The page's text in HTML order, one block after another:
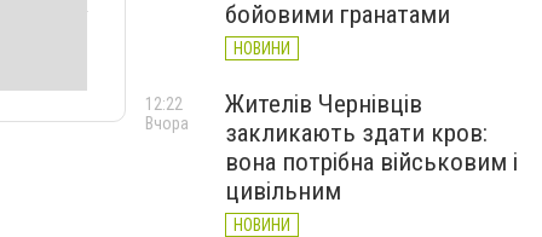
бойовими гранатами
НОВИНИ
Жителів Чернівців
закликають здати кров:
вона потрібна військовим і
цивільним
НОВИНИ
12:22
Вчора